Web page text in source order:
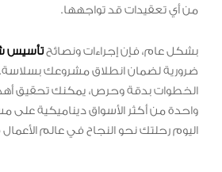
من أي تعقيدات قد تواجهها.
بشكل عام، فإن إجراءات ونصائحتأسيس
ضرورية لضمان انطلاق مشروعك بسلاسة.
الخطوات بدقة وحرص، يمكنك تحقيق
واحدة من أكثر الأسواق ديناميكية على
اليوم رحلتك نحو النجاح في عالم